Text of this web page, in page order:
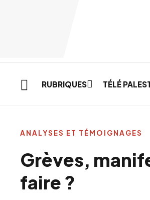
RUBRIQUES TÉLÉ
Grèves,
faire ?
ANALYSES ET TÉMOIGNAGES